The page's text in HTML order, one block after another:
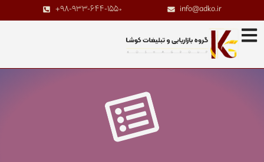
info@adko.ir
+98-933-644-1550